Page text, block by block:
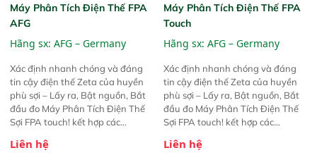
Máy Phân Tích Điện Thế FPA
AFG
Hãng sx: AFG – Germany
Xác định nhanh chóng và đáng
tin cậy điện thế Zeta của huyền
phù sợi – Lấy ra, Bật nguồn, Bắt
đầu đo Máy Phân Tích Điện Thế
Sợi FPA touch! kết hợp các
được chứng minh với sự đơn giản
Liên hệ
Máy Phân Tích Điện Thế FPA
Touch
Hãng sx: AFG – Germany
Xác định nhanh chóng và đáng
tin cậy điện thế Zeta của huyền
phù sợi – Lấy ra, Bật nguồn, Bắt
đầu đo Máy Phân Tích Điện Thế
Sợi FPA touch! kết hợp các
được chứng minh với sự đơn giản
Liên hệ